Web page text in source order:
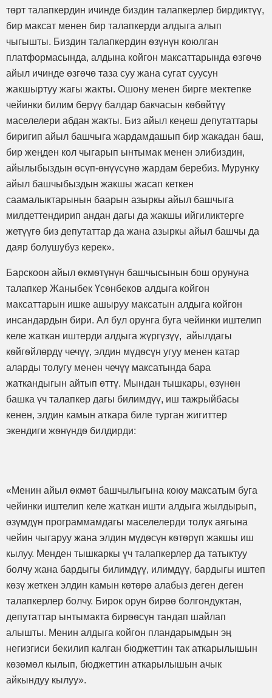
тѳрт талапкердин ичинде биздин талапкерлер бирдиктүү,
бир максат менен бир талапкерди алдыга алып
чыгышты. Биздин талапкердин ѳзүнүн коюлган
платформасында, алдына койгон максаттарында ѳзгѳчѳ
айыл ичинде ѳзгѳчѳ таза суу жана сугат суусун
жакшыртуу жагы жакты. Ошону менен бирге мектепке
чейинки билим берүү балдар бакчасын кѳбѳйтүү
маселелери абдан жакты. Биз айыл кеӊеш депутаттары
биригип айыл башчыга жардамдашып бир жакадан баш,
бир жеӊден кол чыгарып ынтымак менен элибиздин,
айылыбыздын ѳсүп-ѳнүүсүнѳ жардам беребиз. Мурунку
айыл башчыбыздын жакшы жасап кеткен
саамалыктарынын баарын азыркы айыл башчыга
милдеттендирип андан дагы да жакшы ийгиликтерге
жетүүгѳ биз депутаттар да жана азыркы айыл башчы да
даяр болушубуз керек».
Барскоон айыл ѳкмѳтүнүн башчысынын бош орунуна
талапкер Жаныбек Үсѳнбеков алдыга койгон
максаттарын ишке ашыруу максатын алдыга койгон
инсандардын бири. Ал бул орунга буга чейинки иштелип
келе жаткан иштерди алдыга жүргүзүү, айылдагы
кѳйгѳйлөрдү чечүү, элдин мүдѳсүн угуу менен катар
аларды толугу менен чечүү максатында бара
жаткандыгын айтып ѳттү. Мындан тышкары, ѳзүнѳн
башка үч талапкер дагы билимдүү, иш тажрыйбасы
кенен, элдин камын аткара биле турган жигиттер
экендиги жѳнүндѳ билдирди:
«Менин айыл ѳкмѳт башчылыгына коюу максатым буга
чейинки иштелип келе жаткан ишти алдыга жылдырып,
ѳзүмдүн программамдагы маселелерди толук аягына
чейин чыгаруу жана элдин мүдѳсүн кѳтѳрүп жакшы иш
кылуу. Менден тышкаркы үч талапкерлер да татыктуу
болчу жана бардыгы билимдүү, илимдүү, бардыгы иштеп
кѳзү жеткен элдин камын кѳтѳрѳ алабыз деген деген
талапкерлер болчу. Бирок орун бирѳѳ болгондуктан,
депутаттар ынтымакта бирѳѳсүн тандап шайлап
алышты. Менин алдыга койгон пландарымдын эӊ
негизгиси бекилип калган бюджеттин так аткарылышын
кѳзѳмѳл кылып, бюджеттин аткарылышын ачык
айкындуу кылуу».